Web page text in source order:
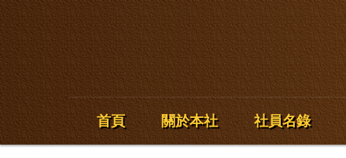
首頁 關於本社 社員名錄